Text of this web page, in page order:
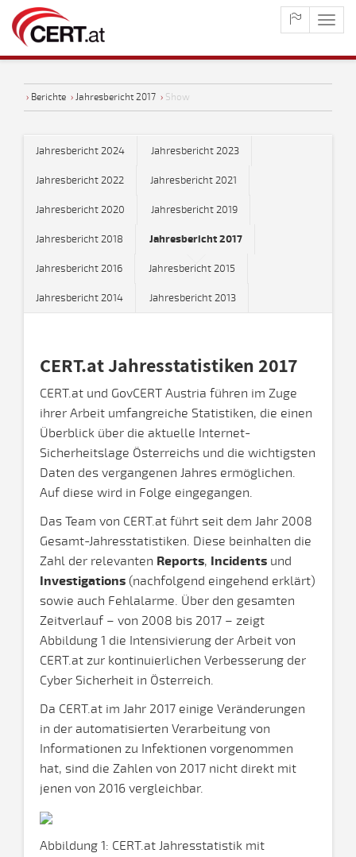
› Berichte › Jahresbericht 2017 › Show
Jahresbericht 2024 Jahresbericht 2023
Jahresbericht 2022 Jahresbericht 2021
Jahresbericht 2020 Jahresbericht 2019
Jahresbericht 2018 Jahresbericht 2017
Jahresbericht 2016 Jahresbericht 2015
Jahresbericht 2014 Jahresbericht 2013
CERT.at Jahresstatistiken 2017
CERT.at und GovCERT Austria führen im Zuge
ihrer Arbeit umfangreiche Statistiken, die einen
Überblick über die aktuelle Internet-
Sicherheitslage Österreichs und die wichtigsten
Daten des vergangenen Jahres ermöglichen.
Auf diese wird in Folge eingegangen.
Das Team von CERT.at führt seit dem Jahr 2008
Gesamt-Jahresstatistiken. Diese beinhalten die
Zahl der relevanten Reports, Incidents und
Investigations (nachfolgend eingehend erklärt)
sowie auch Fehlalarme. Über den gesamten
Zeitverlauf – von 2008 bis 2017 – zeigt
Abbildung 1 die Intensivierung der Arbeit von
CERT.at zur kontinuierlichen Verbesserung der
Cyber Sicherheit in Österreich.
Da CERT.at im Jahr 2017 einige Veränderungen
in der automatisierten Verarbeitung von
Informationen zu Infektionen vorgenommen
hat, sind die Zahlen von 2017 nicht direkt mit
jenen von 2016 vergleichbar.
Abbildung 1: CERT.at Jahresstatistik mit